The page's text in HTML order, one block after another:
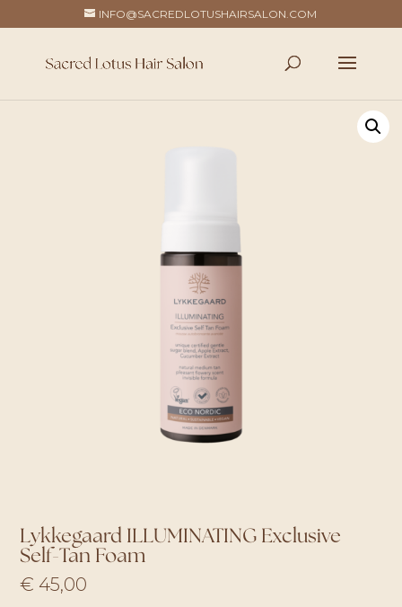
INFO@SACREDLOTUSHAIRSALON.COM
Lykkegaard ILLUMINATING Exclusive
Self-Tan Foam
€ 45,00